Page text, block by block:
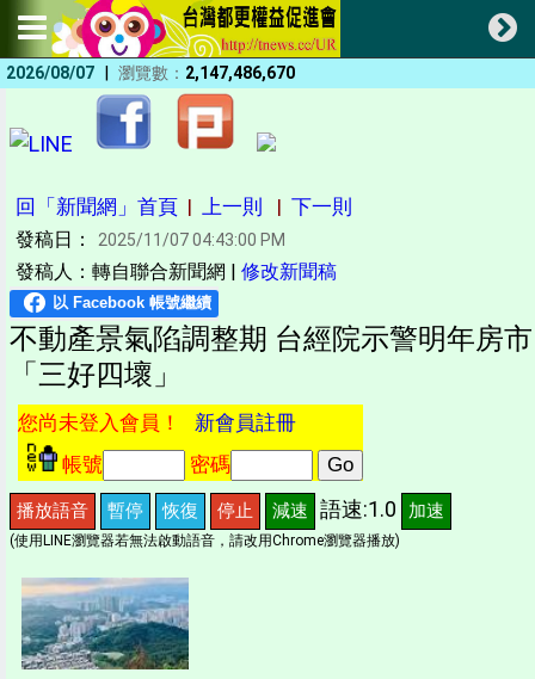
2026/08/07 | 瀏覽數： 2,147,486,670
回「新聞網」首頁 | 上一則 | 下一則
發稿日： 2025/11/07 04:43:00 PM
發稿人：轉自聯合新聞網 | 修改新聞稿
不動產景氣陷調整期 台經院示警明年房市
「三好四壞」
您尚未登入會員！ 新會員註冊
帳號
密碼
播放語音 暫停 恢復 停止 減速 語速:1.0 加速
(使用LINE瀏覽器若無法啟動語音，請改用Chrome瀏覽器播放)